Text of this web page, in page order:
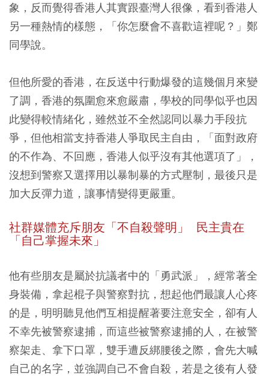
象，反而覺得香港人其實跟臺灣人很像，看到香港人
另一種熱情的樣態，「你怎麼會不喜歡這裡呢？」鄭
同學說。
但他所愛的香港，在反送中行動爆發的這幾個月來變
了調，香港的氛圍愈來愈嚴肅，學校的同學似乎也因
此變得較情緒化，雖然並不全然認同以暴力手段抗
爭，但他相當支持香港人爭取民主自由，「面對政府
的不作為、不回應，香港人似乎沒有其他選項了」，
沒想到警察又選擇用以暴制暴的方式壓制，最後只是
加大反彈力道，讓事情變得更嚴重。
社群媒體充斥朋友「不自殺聲明」 民主貴在
「自己掌握未來」
他有些朋友是屬於抗議者中的「勇武派」，經常著全
身裝備，拿起棍子與警察對抗，想起他們最讓人心疼
的是，明明聽見他們互相提醒著要注意安全，卻有人
不幸先被警察逮捕，而這些被警察逮捕的人，在被警
察架走、拿下口罩，雙手遭反綁腰後之際，會先大喊
自己的名字，並強調自己不會自殺，若是之後有人發